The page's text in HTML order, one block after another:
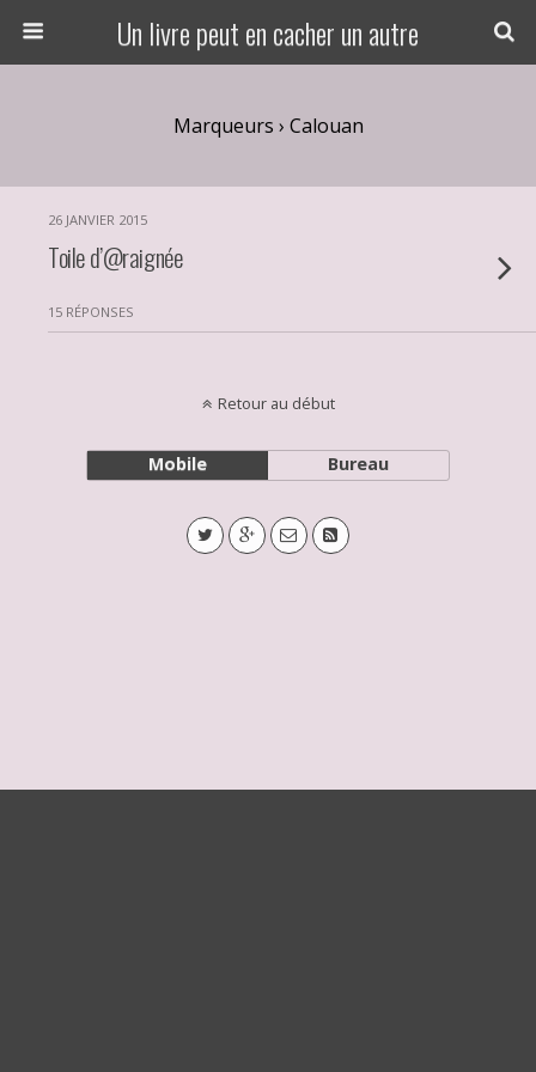
Un livre peut en cacher un autre
Marqueurs › Calouan
26 JANVIER 2015
Toile d’@raignée
15 RÉPONSES
Retour au début
Mobile Bureau